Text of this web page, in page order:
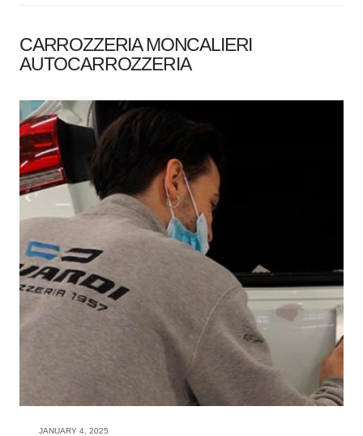
CARROZZERIA MONCALIERI
AUTOCARROZZERIA
JANUARY 4, 2025